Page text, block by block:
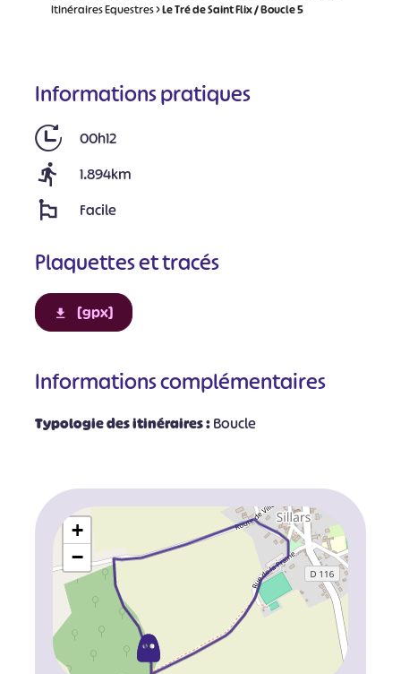
Itinéraires Equestres>Le Tré de Saint Flix / Boucle 5
Informations pratiques
00h12
1.894km
Facile
Plaquettes et tracés
[gpx]
Informations complémentaires
Typologie des itinéraires :Boucle
+
−